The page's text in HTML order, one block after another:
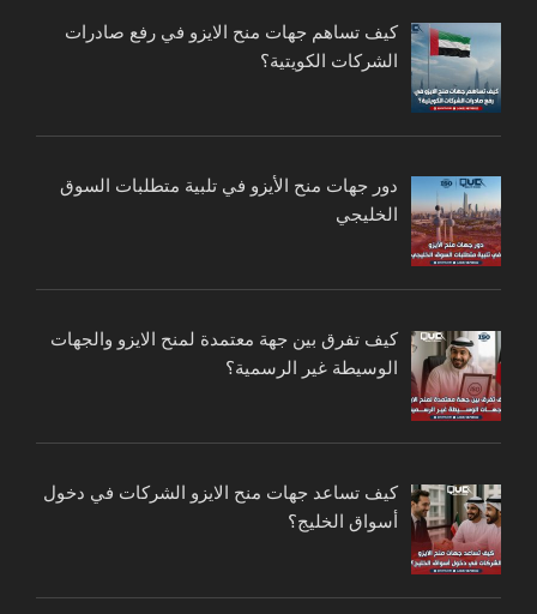
كيف تساهم جهات منح الايزو في رفع صادرات
الشركات الكويتية؟
دور جهات منح الأيزو في تلبية متطلبات السوق
الخليجي
كيف تفرق بين جهة معتمدة لمنح الايزو والجهات
الوسيطة غير الرسمية؟
كيف تساعد جهات منح الايزو الشركات في دخول
أسواق الخليج؟